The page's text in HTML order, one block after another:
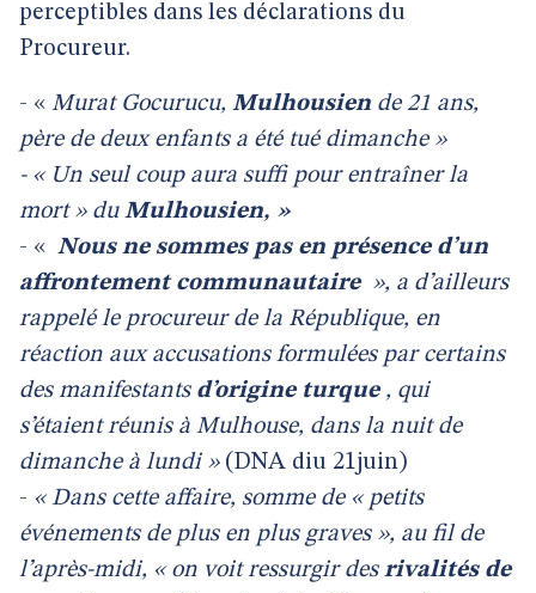
perceptibles dans les déclarations du
Procureur.
- « Murat Gocurucu, Mulhousien de 21 ans,
père de deux enfants a été tué dimanche »
- « Un seul coup aura suffi pour entraîner la
mort » du Mulhousien, »
- « Nous ne sommes pas en présence d’un
affrontement communautaire », a d’ailleurs
rappelé le procureur de la République, en
réaction aux accusations formulées par certains
des manifestants d’origine turque , qui
s’étaient réunis à Mulhouse, dans la nuit de
dimanche à lundi » (DNA diu 21juin)
- « Dans cette affaire, somme de « petits
événements de plus en plus graves », au fil de
l’après-midi, « on voit ressurgir des rivalités de